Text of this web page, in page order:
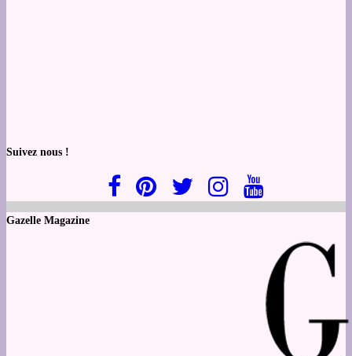
Suivez nous !
Gazelle Magazine